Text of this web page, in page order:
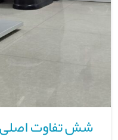
شش تفاوت اصلی